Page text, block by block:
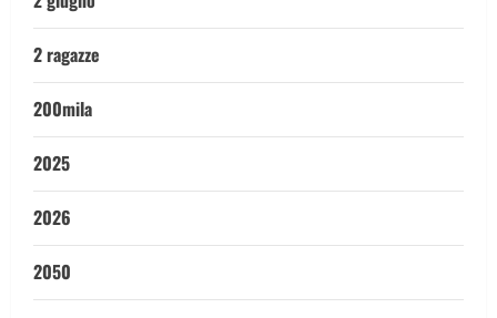
2 ragazze
200mila
2025
2026
2050